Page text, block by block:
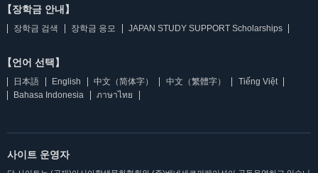
【장학금 안내】
장학금 검색 장학금 응모 JAPAN STUDY SUPPORT Scholarships
【언어 선택】
日本語 English 中文（简体字） 中文（繁體字）
Tiếng Việt
Bahasa Indonesia
ภาษาไทย
사이트 운영자